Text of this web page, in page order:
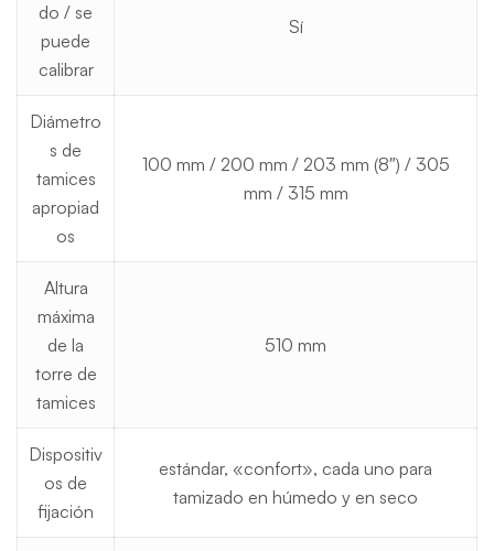
do / se
puede
calibrar
Sí
Diámetro
s de
tamices
apropiad
os
100 mm / 200 mm / 203 mm (8″) / 305
mm / 315 mm
Altura
máxima
de la
torre de
tamices
510 mm
Dispositiv
os de
fijación
estándar, «confort», cada uno para
tamizado en húmedo y en seco